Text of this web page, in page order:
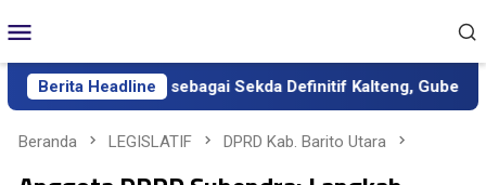
ke
kontenMobile
Berita Headline
Dilantik sebagai Sekda Definitif Kalteng, Gubernur
Beranda LEGISLATIF DPRD Kab. Barito Utara